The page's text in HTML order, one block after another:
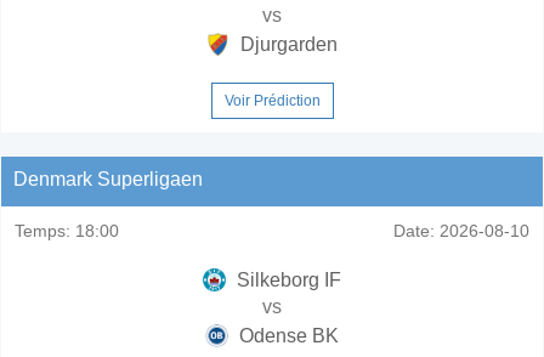
vs
Djurgarden
Voir Prédiction
Denmark Superligaen
Temps: 18:00 Date: 2026-08-10
Silkeborg IF
vs
Odense BK